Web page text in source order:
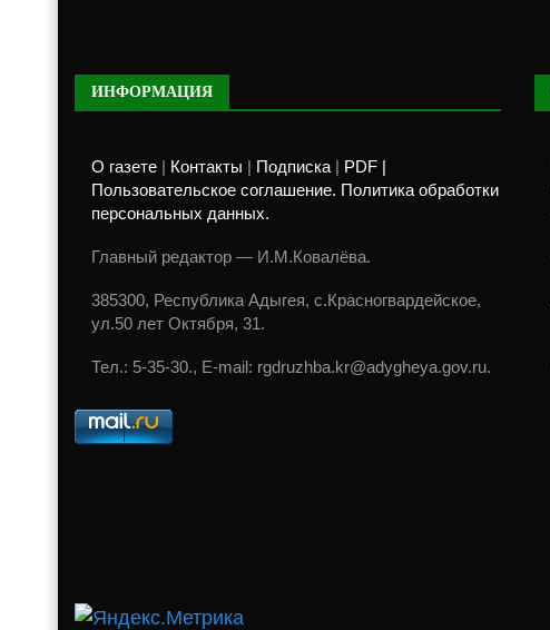
ИНФОРМАЦИЯ
О газете Контакты Подписка
PDF |
Пользовательское соглашение. Политика обработки
персональных данных.
Главный редактор — И.М.Ковалёва.
385300, Республика Адыгея, с.Красногвардейское,
ул.50 лет Октября, 31.
Тел.: 5-35-30., E-mail: rgdruzhba.kr@adygheya.gov.ru.